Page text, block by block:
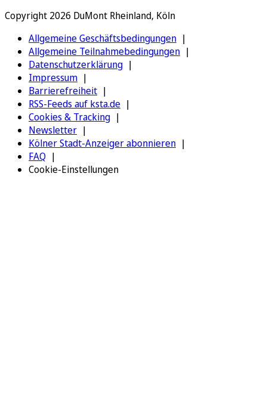
Copyright 2026 DuMont Rheinland, Köln
Allgemeine Geschäftsbedingungen
Allgemeine Teilnahmebedingungen
Datenschutzerklärung
Impressum
Barrierefreiheit
RSS-Feeds auf ksta.de
Cookies & Tracking
Newsletter
Kölner Stadt-Anzeiger abonnieren
FAQ
Cookie-Einstellungen